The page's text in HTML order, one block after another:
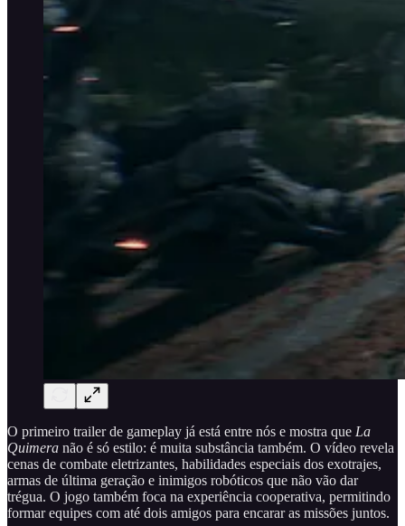
O primeiro trailer de gameplay já está entre nós e mostra que La
Quimera não é só estilo: é muita substância também. O vídeo revela
cenas de combate eletrizantes, habilidades especiais dos exotrajes,
armas de última geração e inimigos robóticos que não vão dar
trégua. O jogo também foca na experiência cooperativa, permitindo
formar equipes com até dois amigos para encarar as missões juntos.